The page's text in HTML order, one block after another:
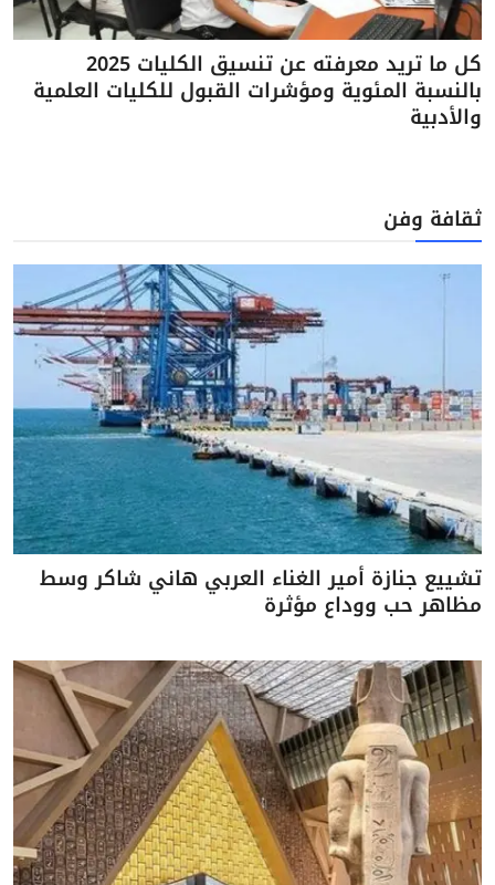
كل ما تريد معرفته عن تنسيق الكليات 2025
بالنسبة المئوية ومؤشرات القبول للكليات العلمية
والأدبية
ثقافة وفن
تشييع جنازة أمير الغناء العربي هاني شاكر وسط
مظاهر حب ووداع مؤثرة